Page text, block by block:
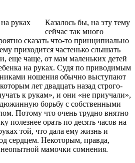
Казалось бы, на эту тему
сейчас так много
сказать что-то принципиально
приходится частенько слышать
еще чаще, от мам маленьких детей
на руках. Судя по приводимым
ношения обычно выступают
лет двадцать назад строго-
к рукам», и они «не приучали»,
борьбу с собственными
Потому что очень трудно внятно
полезнее орать по десять часов на
той, что дала ему жизнь и
сердцем. Некоторым, правда,
неопытной мамочки сомнения.